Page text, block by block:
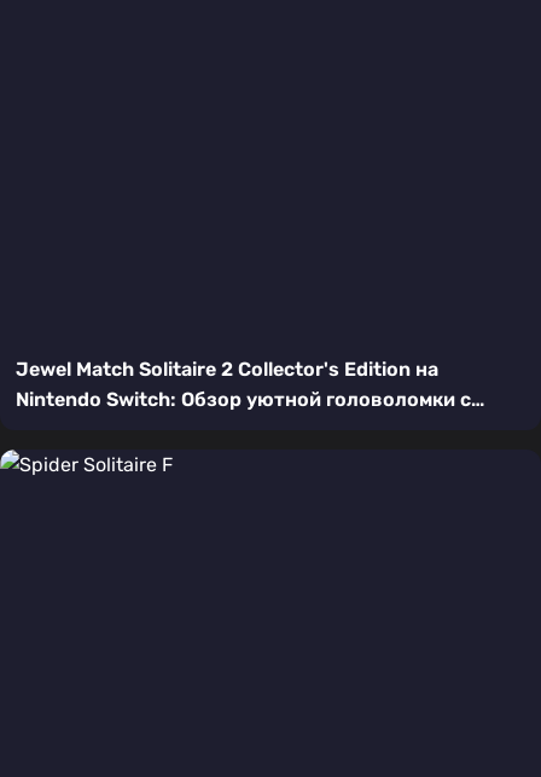
Jewel Match Solitaire 2 Collector's Edition на
Nintendo Switch: Обзор уютной головоломки с